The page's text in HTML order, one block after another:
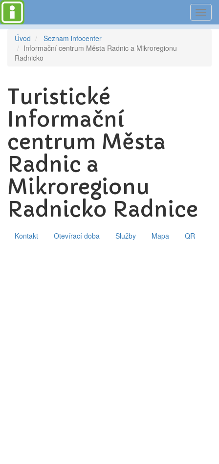
Úvod
Seznam infocenter
Informační centrum Města Radnic a Mikroregionu
Radnicko
Turistické
Informační
centrum Města
Radnic a
Mikroregionu
Radnicko Radnice
Kontakt Otevírací doba Služby Mapa QR